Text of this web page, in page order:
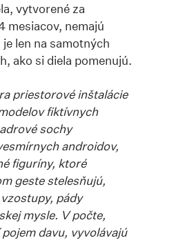
vytvorené za
mesiacov, nemajú
je len na samotných
ako si diela pomenujú.
priestorové inštalácie
fiktívnych
sochy
androidov,
figuríny, ktoré
geste stelesňujú,
pády
mysle. V počte,
davu, vyvolávajú